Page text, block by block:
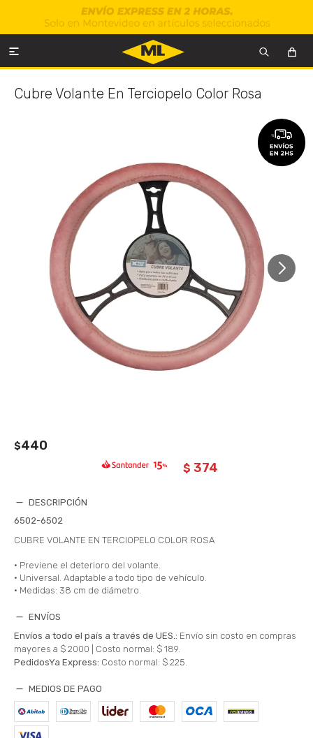

Cubre Volante En Terciopelo Color Rosa
$440
$ 374
DESCRIPCIÓN
6502-6502
CUBRE VOLANTE EN TERCIOPELO COLOR ROSA
• Previene el deterioro del volante.
• Universal. Adaptable a todo tipo de vehículo.
• Medidas: 38 cm de diámetro.
ENVÍOS
Envíos a todo el país a través de UES.: Envío sin costo en compras
mayores a $ 2000 | Costo normal: $ 189.
PedidosYa Express: Costo normal: $ 225.
MEDIOS DE PAGO